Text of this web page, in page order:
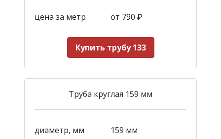
цена за метр от 790 ₽
Купить трубу 133
Труба круглая 159 мм
диаметр, мм
159 мм